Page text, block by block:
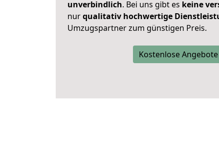
unverbindlich. Bei uns gibt es keine
nurqualitativ hochwertige
Umzugspartner zum günstigen Preis.
Kostenlose